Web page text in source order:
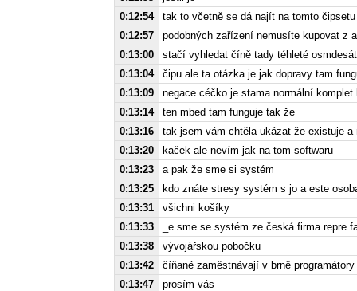
0:12:54
tak to včetně se dá najít na tomto
0:12:57
podobných zařízení nemusíte kupovat z
0:13:00
stačí vyhledat číně tady téhleté
0:13:04
čipu ale ta otázka je jak dopravy tam
0:13:09
negace céčko je stama normální
0:13:14
ten mbed tam funguje tak že
0:13:16
tak jsem vám chtěla ukázat že existuje
0:13:20
kaček ale nevím jak na tom softwaru
0:13:23
a pak že sme si systém
0:13:25
kdo znáte stresy systém s jo a este
0:13:31
všichni košíky
0:13:33
_e sme se systém ze česká firma repre
0:13:38
vývojářskou pobočku
0:13:42
číňané zaměstnávají v brně
0:13:47
prosím vás